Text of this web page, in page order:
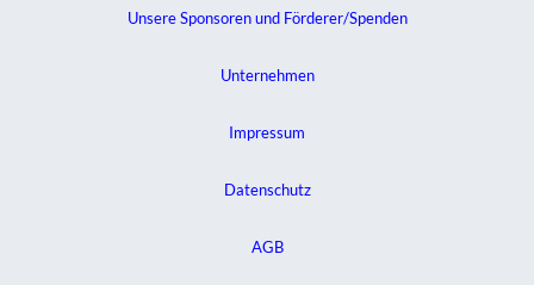
Unsere Sponsoren und Förderer/Spenden
Unternehmen
Impressum
Datenschutz
AGB